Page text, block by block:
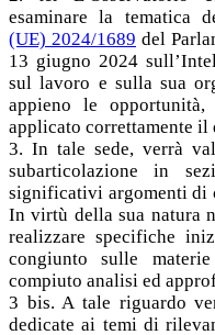
esaminare la tematica
(UE) 2024/1689 del
13 giugno 2024
sul lavoro e sulla sua
appieno le
applicato correttamente il
3. In tale sede, verrà
subarticolazione in
significativi argomenti di
In virtù della sua natura
realizzare specifiche
congiunto sulle
compiuto analisi ed
3 bis. A tale riguardo
dedicate ai temi di